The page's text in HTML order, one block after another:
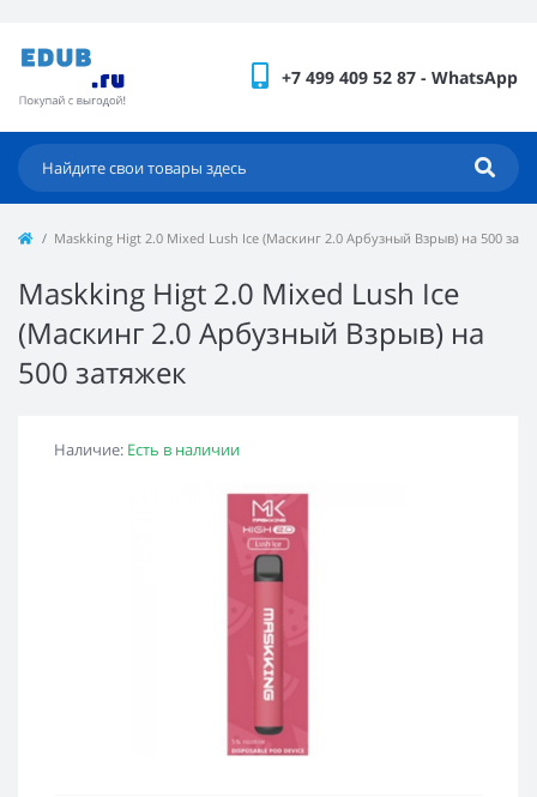
+7 499 409 52 87 - WhatsApp
Maskking Higt 2.0 Mixed Lush Ice (Маскинг 2.0 Арбузный Взрыв) на 500
Maskking Higt 2.0 Mixed Lush Ice
(Маскинг 2.0 Арбузный Взрыв) на
500 затяжек
Наличие: Есть в наличии